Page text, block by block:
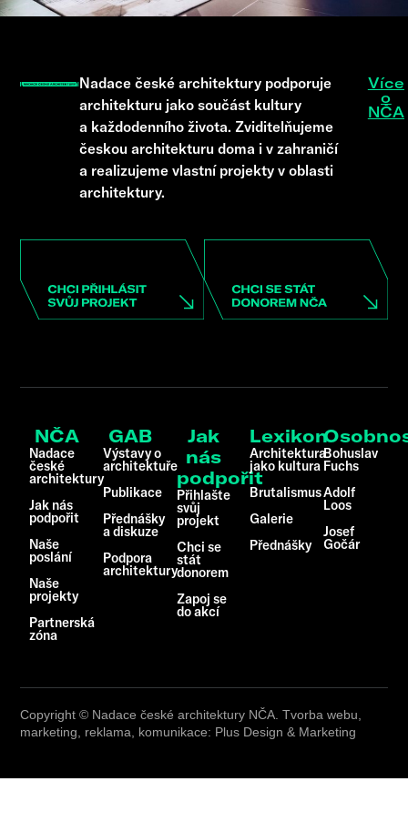
Nadace české architektury podporuje
architekturu jako součást kultury
a každodenního života. Zviditelňujeme
českou architekturu doma i v zahraničí
a realizujeme vlastní projekty v oblasti
architektury.
Více
o
NČA
NČA
Nadace
české
architektury
Jak nás
podpořit
Naše
poslání
Naše
projekty
Partnerská
zóna
GAB
Výstavy o
architektuře
Publikace
Přednášky
a diskuze
Podpora
architektury
Jak
nás
podpořit
Přihlašte
svůj
projekt
Chci se
stát
donorem
Zapoj se
do akcí
Lexikon
Architektura
jako kultura
Brutalismus
Galerie
Přednášky
Bohuslav
Fuchs
Adolf
Loos
Josef
Gočár
Copyright © Nadace české architektury NČA. Tvorba webu,
marketing, reklama, komunikace: Plus Design & Marketing